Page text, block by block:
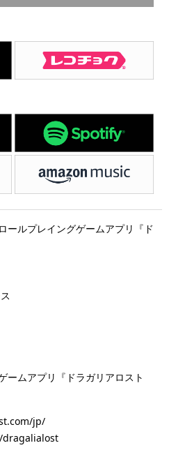
ールプレイングゲームアプリ『ド
ームアプリ『ドラガリアロスト
jp/